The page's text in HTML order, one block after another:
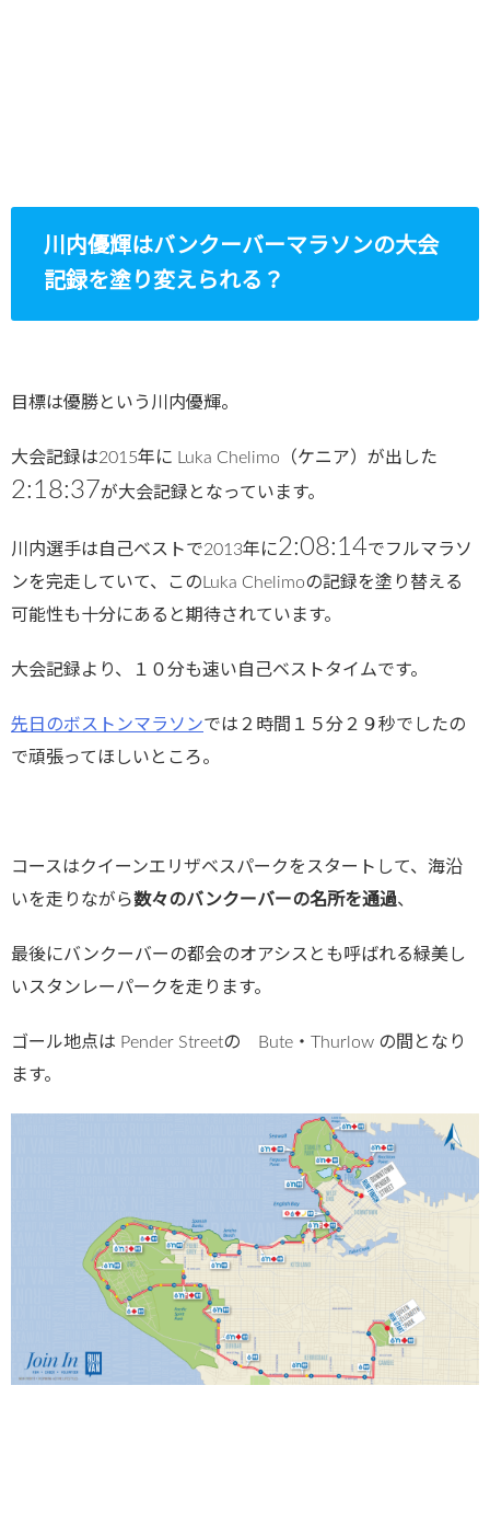
川内優輝はバンクーバーマラソンの大会
記録を塗り変えられる？
目標は優勝という川内優輝。
大会記録は2015年に Luka Chelimo（ケニア）が出した
2:18:37が大会記録となっています。
川内選手は自己ベストで2013年に2:08:14でフルマラソ
ンを完走していて、このLuka Chelimoの記録を塗り替える
可能性も十分にあると期待されています。
大会記録より、１０分も速い自己ベストタイムです。
先日のボストンマラソンでは２時間１５分２９秒でしたの
で頑張ってほしいところ。
コースはクイーンエリザベスパークをスタートして、海沿
いを走りながら数々のバンクーバーの名所を通過、
最後にバンクーバーの都会のオアシスとも呼ばれる緑美し
いスタンレーパークを走ります。
ゴール地点は Pender Streetの Bute・Thurlow の間となり
ます。